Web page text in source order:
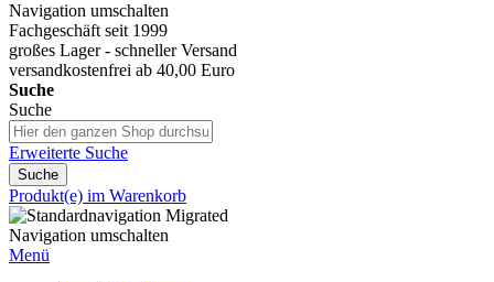
Navigation umschalten
Fachgeschäft seit 1999
großes Lager - schneller Versand
versandkostenfrei ab 40,00 Euro
Suche
Suche
Erweiterte Suche
Suche
Produkt(e) im Warenkorb
Navigation umschalten
Menü